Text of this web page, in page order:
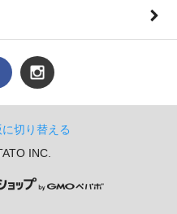
に切り替える
INC.